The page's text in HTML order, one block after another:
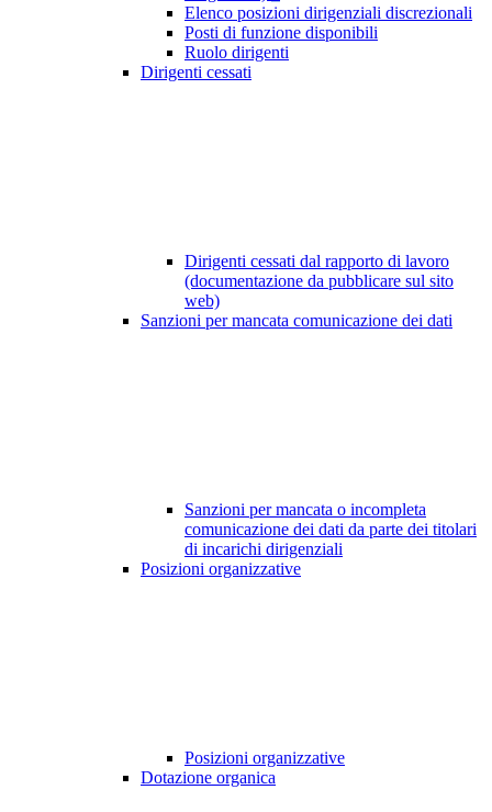
Elenco posizioni dirigenziali discrezionali
Posti di funzione disponibili
Ruolo dirigenti
Dirigenti cessati
Dirigenti cessati dal rapporto di lavoro
(documentazione da pubblicare sul sito
web)
Sanzioni per mancata comunicazione dei dati
Sanzioni per mancata o incompleta
comunicazione dei dati da parte dei titolari
di incarichi dirigenziali
Posizioni organizzative
Posizioni organizzative
Dotazione organica